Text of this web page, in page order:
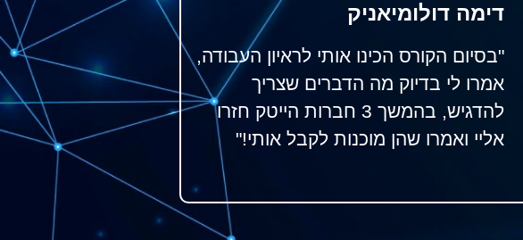
דימה דולומיאניק
"בסיום הקורס הכינו אותי לראיון העבודה,
אמרו לי בדיוק מה הדברים שצריך
להדגיש, בהמשך 3 חברות הייטק חזרו
אליי ואמרו שהן מוכנות לקבל אותי!"